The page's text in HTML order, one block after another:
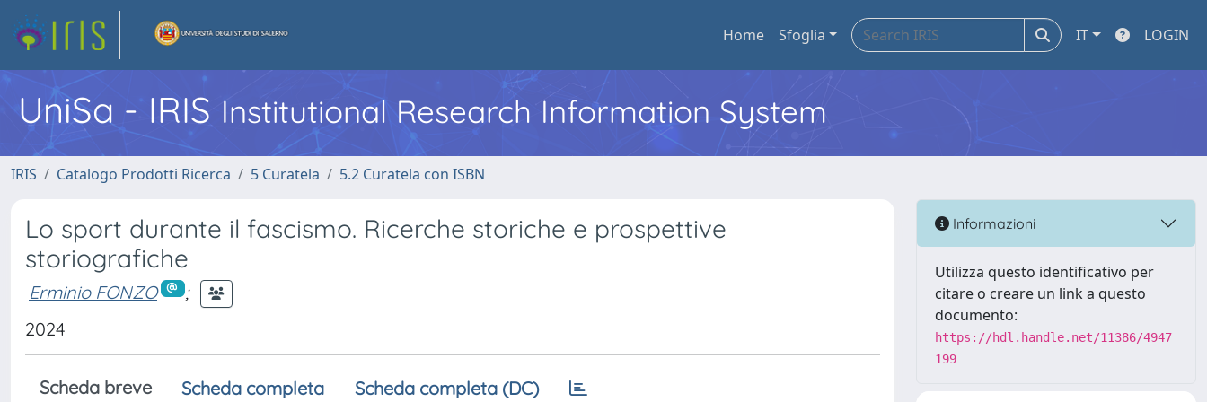
Home Sfoglia IT LOGIN
UniSa - IRIS Institutional Research Information System
IRIS Catalogo Prodotti Ricerca 5 Curatela 5.2 Curatela con ISBN
Lo sport durante il fascismo. Ricerche storiche e prospettive
storiografiche
Erminio FONZO
;
2024
Scheda breve Scheda completa Scheda completa (DC)
Informazioni
Utilizza questo identificativo per
citare o creare un link a questo
documento:
https://hdl.handle.net/11386/4947
199